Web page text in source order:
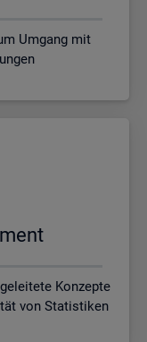
Umgang mit
Konzepte
von Statistiken